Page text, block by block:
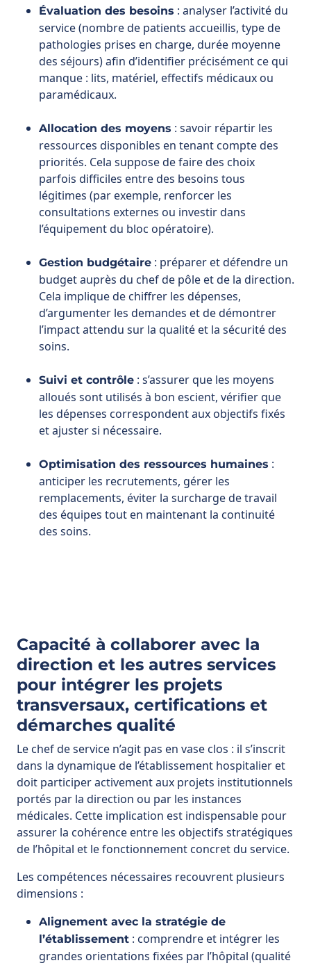
manque : lits, matériel, effectifs médicaux ou
paramédicaux.
Allocation des moyens: savoir répartir les
ressources disponibles en tenant compte des
priorités. Cela suppose de faire des choix
légitimes (par exemple, renforcer les
consultations externes ou investir dans
l’équipement du bloc opératoire).
Gestion budgétaire: préparer et défendre un
budget auprès du chef de pôle et de la direction.
Cela implique de chiffrer les dépenses,
l’impact attendu sur la qualité et la sécurité des
soins.
Suivi et contrôle: s’assurer que les moyens
alloués sont utilisés à bon escient, vérifier que
les dépenses correspondent aux objectifs fixés
Optimisation des ressources humaines:
anticiper les recrutements, gérer les
remplacements, éviter la surcharge de travail
des soins.
transversaux, certifications et
démarches qualité
Le chef de service n’agit pas en vase clos : il s’inscrit
dans la dynamique de l’établissement hospitalier et
doit participer activement aux projets institutionnels
portés par la direction ou par les instances
médicales. Cette implication est indispensable pour
assurer la cohérence entre les objectifs stratégiques
de l’hôpital et le fonctionnement concret du service.
Les compétences nécessaires recouvrent plusieurs
dimensions :
Alignement avec la stratégie de
l’établissement
: comprendre et intégrer les
grandes orientations fixées par l’hôpital (qualité
innovation numérique, attractivité des parcours
patients).